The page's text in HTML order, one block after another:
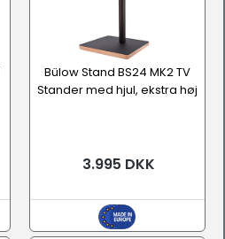
Bülow Stand BS24 MK2 TV
Stander med hjul, ekstra høj
3.995 DKK